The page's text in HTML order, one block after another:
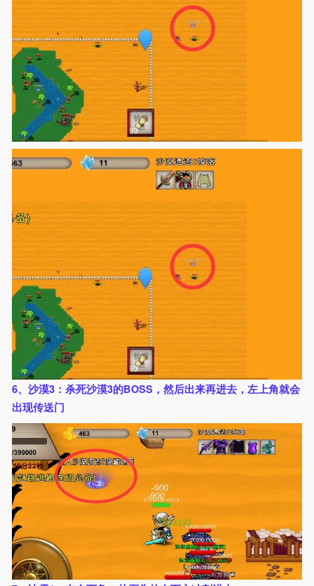
6、沙漠3：杀死沙漠3的BOSS，然后出来再进去，左上角就会
出现传送门